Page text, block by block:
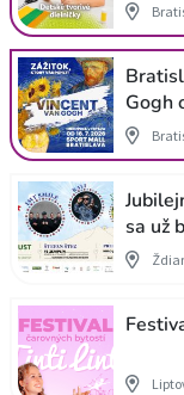
Gogh
sa už
Ždiar